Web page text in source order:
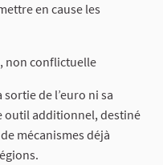
en cause les
non conflictuelle
de l’euro ni sa
outil additionnel, destiné
mécanismes déjà